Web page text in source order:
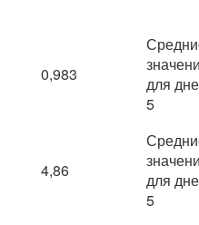
0,983
для
5
4,86
для
5